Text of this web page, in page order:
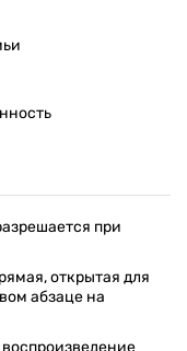
при
открытая для
абзаце на